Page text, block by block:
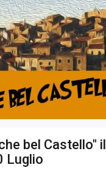
bel Castello" il
Luglio